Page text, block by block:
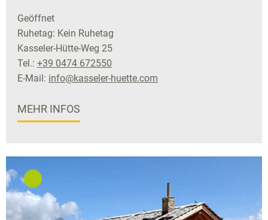
Geöffnet
Ruhetag: Kein Ruhetag
Kasseler-Hütte-Weg 25
Tel.: +39 0474 672550
E-Mail: info@kasseler-huette.com
MEHR INFOS